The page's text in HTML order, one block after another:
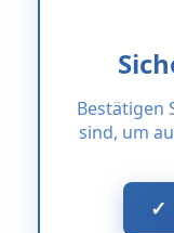
Bestätigen
sind, um
✓